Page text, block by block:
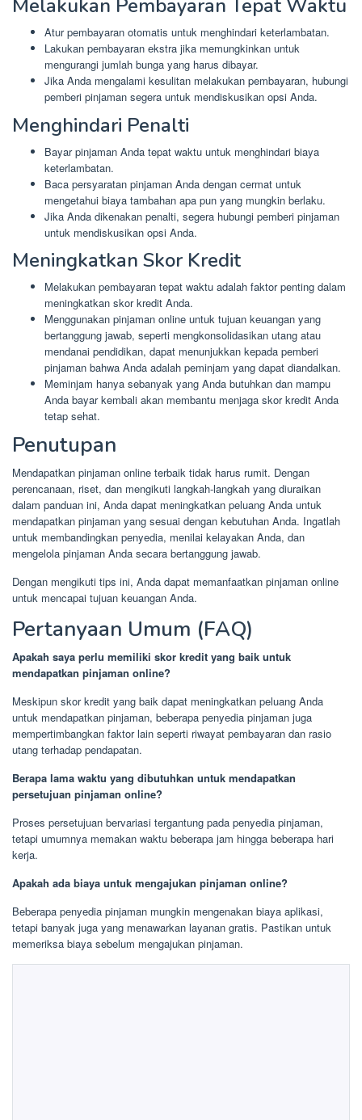
Melakukan Pembayaran Tepat Waktu
Atur pembayaran otomatis untuk menghindari keterlambatan.
Lakukan pembayaran ekstra jika memungkinkan untuk
mengurangi jumlah bunga yang harus dibayar.
Jika Anda mengalami kesulitan melakukan pembayaran, hubungi
pemberi pinjaman segera untuk mendiskusikan opsi Anda.
Menghindari Penalti
Bayar pinjaman Anda tepat waktu untuk menghindari biaya
keterlambatan.
Baca persyaratan pinjaman Anda dengan cermat untuk
mengetahui biaya tambahan apa pun yang mungkin berlaku.
Jika Anda dikenakan penalti, segera hubungi pemberi pinjaman
untuk mendiskusikan opsi Anda.
Meningkatkan Skor Kredit
Melakukan pembayaran tepat waktu adalah faktor penting dalam
meningkatkan skor kredit Anda.
Menggunakan pinjaman online untuk tujuan keuangan yang
bertanggung jawab, seperti mengkonsolidasikan utang atau
mendanai pendidikan, dapat menunjukkan kepada pemberi
pinjaman bahwa Anda adalah peminjam yang dapat diandalkan.
Meminjam hanya sebanyak yang Anda butuhkan dan mampu
Anda bayar kembali akan membantu menjaga skor kredit Anda
tetap sehat.
Penutupan
Mendapatkan pinjaman online terbaik tidak harus rumit. Dengan
perencanaan, riset, dan mengikuti langkah-langkah yang diuraikan
dalam panduan ini, Anda dapat meningkatkan peluang Anda untuk
mendapatkan pinjaman yang sesuai dengan kebutuhan Anda. Ingatlah
untuk membandingkan penyedia, menilai kelayakan Anda, dan
mengelola pinjaman Anda secara bertanggung jawab.
Dengan mengikuti tips ini, Anda dapat memanfaatkan pinjaman online
untuk mencapai tujuan keuangan Anda.
Pertanyaan Umum (FAQ)
Apakah saya perlu memiliki skor kredit yang baik untuk
mendapatkan pinjaman online?
Meskipun skor kredit yang baik dapat meningkatkan peluang Anda
untuk mendapatkan pinjaman, beberapa penyedia pinjaman juga
mempertimbangkan faktor lain seperti riwayat pembayaran dan rasio
utang terhadap pendapatan.
Berapa lama waktu yang dibutuhkan untuk mendapatkan
persetujuan pinjaman online?
Proses persetujuan bervariasi tergantung pada penyedia pinjaman,
tetapi umumnya memakan waktu beberapa jam hingga beberapa hari
kerja.
Apakah ada biaya untuk mengajukan pinjaman online?
Beberapa penyedia pinjaman mungkin mengenakan biaya aplikasi,
tetapi banyak juga yang menawarkan layanan gratis. Pastikan untuk
memeriksa biaya sebelum mengajukan pinjaman.